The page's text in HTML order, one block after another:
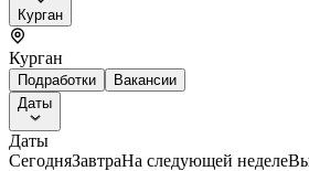
Курган
Курган
Подработки
Вакансии
Даты
Даты
СегодняЗавтраНа следующей неделе